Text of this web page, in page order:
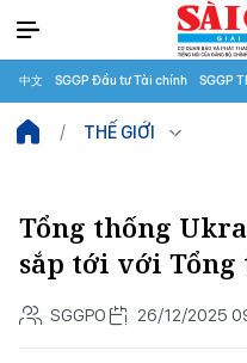
中文 SGGP Đầu tư Tài chính SGGP
THẾ GIỚI
Tổng thống
sắp tới với Tổng
SGGPO 26/12/2025